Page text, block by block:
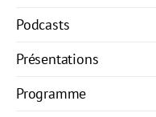
Podcasts
Présentations
Programme